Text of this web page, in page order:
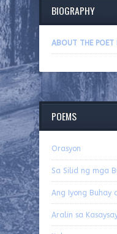
BIOGRAPHY
ABOUT THE
POEMS
Orasyon
Sa Silid ng mga
Ang Iyong Buhay
Aralin sa